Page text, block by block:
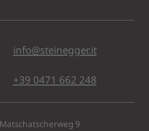
info@steinegger.it
+39 0471 662 248
Matschatscherweg 9